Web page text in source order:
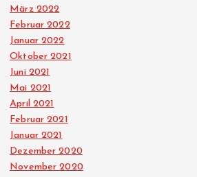
März 2022
Februar 2022
Januar 2022
Oktober 2021
Juni 2021
Mai 2021
April 2021
Februar 2021
Januar 2021
Dezember 2020
November 2020